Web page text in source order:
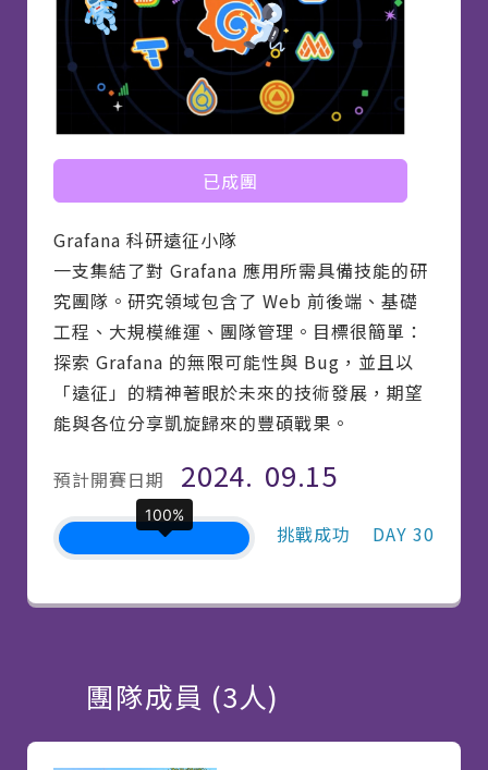
已成團
Grafana 科研遠征小隊
一支集結了對 Grafana 應用所需具備技能的研
究團隊。研究領域包含了 Web 前後端、基礎
工程、大規模維運、團隊管理。目標很簡單：
探索 Grafana 的無限可能性與 Bug，並且以
「遠征」的精神著眼於未來的技術發展，期望
能與各位分享凱旋歸來的豐碩戰果。
預計開賽日期 2024. 09.15
挑戰成功 DAY 30
團隊成員 (3人)
100%